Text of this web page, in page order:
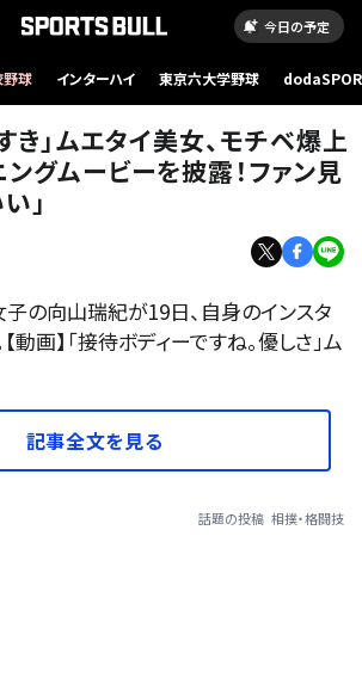
今日の予定
野球 インターハイ 東京六大学野球
き」ムエタイ美女、モチベ爆上
グムービーを披露！ファン見
」
子の向山瑞紀が19日、自身のインスタ
動画】「接待ボディーですね。優しさ」ム
記事全文を見る
話題の投稿 相撲・格闘技